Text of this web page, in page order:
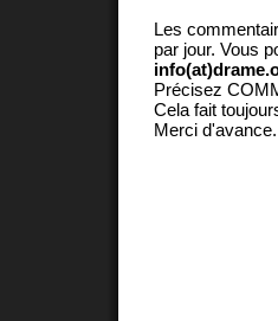
Les
par jour. Vous
Précisez
Cela fait
Merci d'avance.